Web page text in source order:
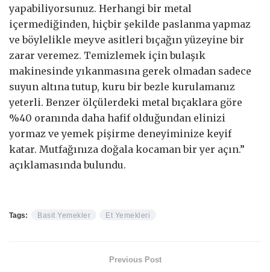
yapabiliyorsunuz. Herhangi bir metal
içermediğinden, hiçbir şekilde paslanma yapmaz
ve böylelikle meyve asitleri bıçağın yüzeyine bir
zarar veremez. Temizlemek için bulaşık
makinesinde yıkanmasına gerek olmadan sadece
suyun altına tutup, kuru bir bezle kurulamanız
yeterli. Benzer ölçülerdeki metal bıçaklara göre
%40 oranında daha hafif olduğundan elinizi
yormaz ve yemek pişirme deneyiminize keyif
katar. Mutfağınıza doğala kocaman bir yer açın.”
açıklamasında bulundu.
Tags: Basit Yemekler Et Yemekleri
Previous Post